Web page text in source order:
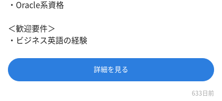
・Oracle系資格
＜歓迎要件＞
・ビジネス英語の経験
詳細を見る
633日前